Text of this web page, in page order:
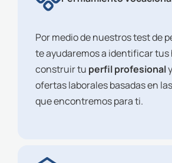
Por medio de nuestros test de
te ayudaremos a identificar tus
construir tu perfilprofesional
ofertas laborales basadas en
que encontremos para ti.